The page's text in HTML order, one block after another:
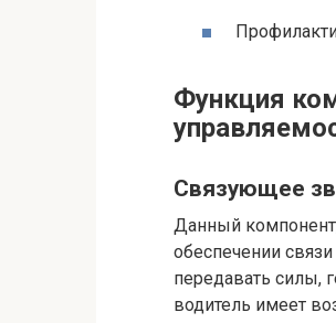
Функция
Связующее
Данный
обеспечении
передавать силы,
водитель имеет